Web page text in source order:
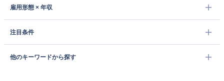
雇用形態 × 年収
注目条件
他のキーワードから探す